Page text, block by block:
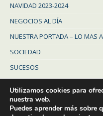
NAVIDAD 2023-2024
NEGOCIOS AL DÍA
NUESTRA PORTADA – LO MAS
SOCIEDAD
SUCESOS
ZARAGOZA
ZARAGOZA PROVINCIA
Utilizamos cookies para
nuestra web.
Puedes aprender más sobre